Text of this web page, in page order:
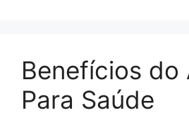
Benefícios do
Para Saúde